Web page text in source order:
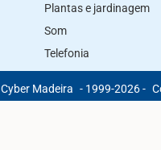
Plantas e jardinagem
Som
Telefonia
Cyber Madeira - 1999-2026 -